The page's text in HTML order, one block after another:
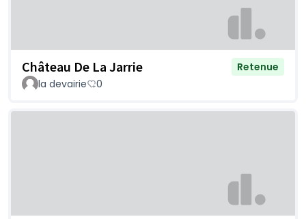
Château De La Jarrie
Retenue
la devairie
0